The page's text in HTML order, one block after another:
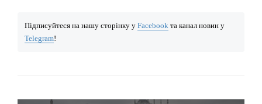
Підписуйтеся на нашу сторінку у Facebook та канал новин у
Telegram!